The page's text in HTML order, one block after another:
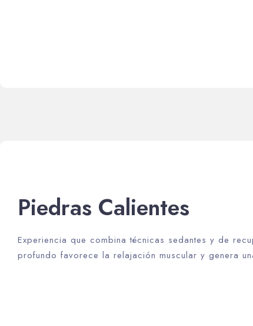
Piedras Calientes
Experiencia que combina técnicas sedantes y de
profundo favorece la relajación muscular y genera